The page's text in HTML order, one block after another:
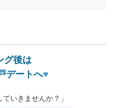
グ後は
デートへ♥
ていきませんか？」